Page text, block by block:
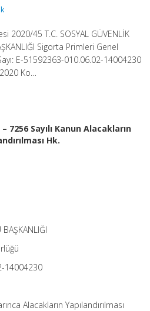
2020/45 T.C. SOSYAL GÜVENLİK
Sigorta Primleri Genel
E-51592363-010.06.02-14004230
Ko…
7256 Sayılı Kanun Alacakların
Hk.
14004230
Alacakların Yapılandırılması